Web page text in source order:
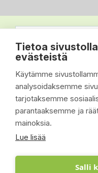
Tietoa
evästeistä
Käytämme
analysoidaksemme
tarjotaksemme
parantaaksemme ja
mainoksia.
Lue lisää
Salli